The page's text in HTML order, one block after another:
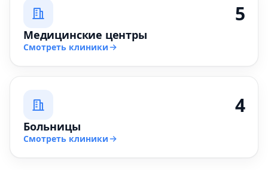
5
Медицинские центры
Смотреть клиники
4
Больницы
Смотреть клиники